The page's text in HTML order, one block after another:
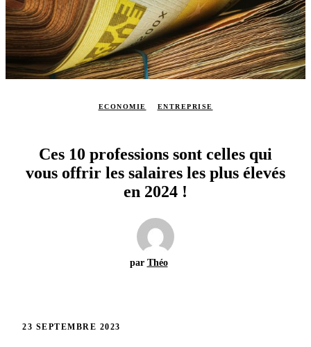
ECONOMIE ENTREPRISE
Ces 10 professions sont celles qui
vous offrir les salaires les plus élevés
en 2024 !
par Théo
23 SEPTEMBRE 2023